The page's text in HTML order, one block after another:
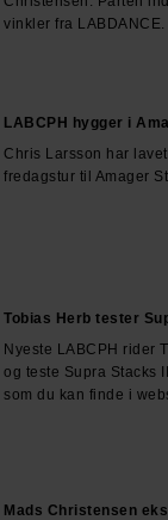
vinkler fra LABDANCE.
LABCPH hygger i
Chris Larsson har
fredagstur til Amager
Tobias Herb tester
Nyeste LABCPH rider
og teste Supra Stacks
som du kan finde i
Mads Christensen